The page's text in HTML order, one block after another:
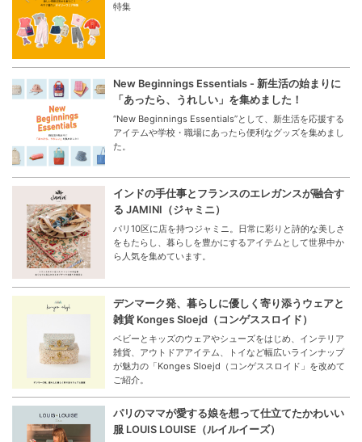
特集
New Beginnings Essentials - 新生活の始まりに
「あったら、うれしい」を集めました！
“New Beginnings Essentials”として、新生活を応援する
アイテムや学校・職場にあったら便利なグッズを集めまし
た。
インドの手仕事とフランスのエレガンスが融合す
る JAMINI（ジャミニ）
パリ10区に店を持つジャミニ。日常に彩りと詩的な美しさ
をもたらし、暮らしを豊かにするアイテムとして世界中か
ら人気を集めています。
デンマーク発、暮らしに優しく寄り添うウェアと
雑貨 Konges Sloejd（コンゲススロイド）
ベビーとキッズのウェアやシューズをはじめ、インテリア
雑貨、アウトドアアイテム、トイなど幅広いラインナップ
が魅力の「Konges Sloejd（コンゲススロイド」を改めて
ご紹介。
パリのママが愛する娘を想って仕立てたかわいい
服 LOUIS LOUISE（ルイルイーズ）